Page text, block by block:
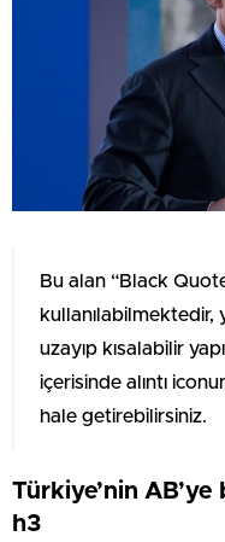
Bu alan “Black
kullanılabilmektedir,
uzayıp kısalabilir
içerisinde alıntı
hale getirebilirsiniz.
Türkiye’nin AB’ye
h3